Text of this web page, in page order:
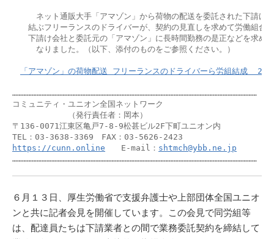
ネット通販大手「アマゾン」から荷物の配送を委託された下請け
結ぶフリーランスのドライバーが、契約の見直しを求めて労働組合
下請け会社と委託元の「アマゾン」に長時間勤務の是正などを求め
なりました。（以下、添付のものをご参照ください。）
「アマゾン」の荷物配送 フリーランスのドライバーら労組結成
……………………………………………………………………………………………………………………………………
コミュニティ・ユニオン全国ネットワーク
（発行責任者：岡本）
〒136-0071江東区亀戸7-8-9松甚ビル2F下町ユニオン内
https://cunn.online E-mail： shtmch@ybb.ne.jp
……………………………………………………………………………………………………………………………………
６月１３日、厚生労働省で支援弁護士や上部団体全国ユニオ
ンと共に記者会見を開催しています。この会見で同労組等
は、配達員たちは下請業者との間で業務委託契約を締結して